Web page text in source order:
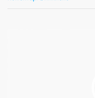
Ангелу
Світла-
Захару